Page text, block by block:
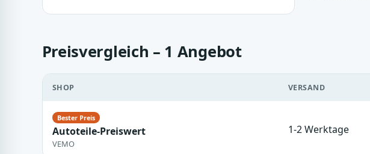
Preisvergleich – 1 Angebot
SHOP VERSAND
Autoteile-Preiswert
VEMO
1-2 Werktage